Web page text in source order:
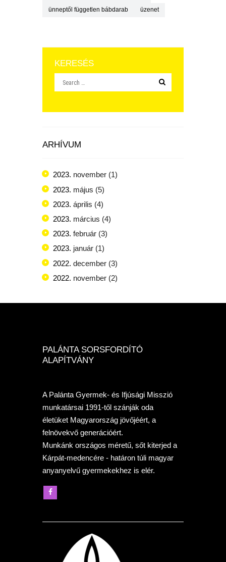
ünneptől független bábdarab üzenet
KERESÉS
ARHÍVUM
2023. november (1)
2023. május (5)
2023. április (4)
2023. március (4)
2023. február (3)
2023. január (1)
2022. december (3)
2022. november (2)
PALÁNTA SORSFORDÍTÓ
ALAPÍTVÁNY
A Palánta Gyermek- és Ifjúsági Misszió
munkatársai 1991-től szánják oda
életüket Magyarország jövőjéért, a
felnövekvő generációért.
Munkánk országos méretű, sőt kiterjed a
Kárpát-medencére - határon túli magyar
anyanyelvű gyermekekhez is elér.